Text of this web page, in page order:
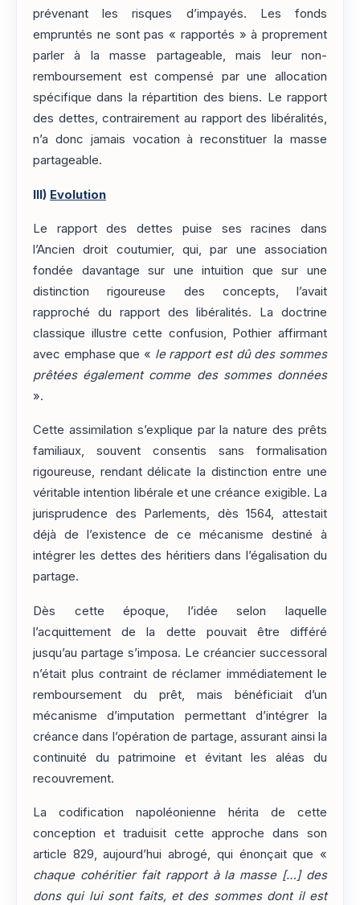
prévenant les risques d’impayés. Les fonds
empruntés ne sont pas « rapportés » à proprement
parler à la masse partageable, mais leur non-
remboursement est compensé par une allocation
spécifique dans la répartition des biens. Le rapport
des dettes, contrairement au rapport des libéralités,
n’a donc jamais vocation à reconstituer la masse
partageable.
III) Evolution
Le rapport des dettes puise ses racines dans
l’Ancien droit coutumier, qui, par une association
fondée davantage sur une intuition que sur une
distinction rigoureuse des concepts, l’avait
rapproché du rapport des libéralités. La doctrine
classique illustre cette confusion, Pothier affirmant
avec emphase que « le rapport est dû des sommes
prêtées également comme des sommes données
».
Cette assimilation s’explique par la nature des prêts
familiaux, souvent consentis sans formalisation
rigoureuse, rendant délicate la distinction entre une
véritable intention libérale et une créance exigible. La
jurisprudence des Parlements, dès 1564, attestait
déjà de l’existence de ce mécanisme destiné à
intégrer les dettes des héritiers dans l’égalisation du
partage.
Dès cette époque, l’idée selon laquelle
l’acquittement de la dette pouvait être différé
jusqu’au partage s’imposa. Le créancier successoral
n’était plus contraint de réclamer immédiatement le
remboursement du prêt, mais bénéficiait d’un
mécanisme d’imputation permettant d’intégrer la
créance dans l’opération de partage, assurant ainsi la
continuité du patrimoine et évitant les aléas du
recouvrement.
La codification napoléonienne hérita de cette
conception et traduisit cette approche dans son
article 829, aujourd’hui abrogé, qui énonçait que «
chaque cohéritier fait rapport à la masse […] des
dons qui lui sont faits, et des sommes dont il est